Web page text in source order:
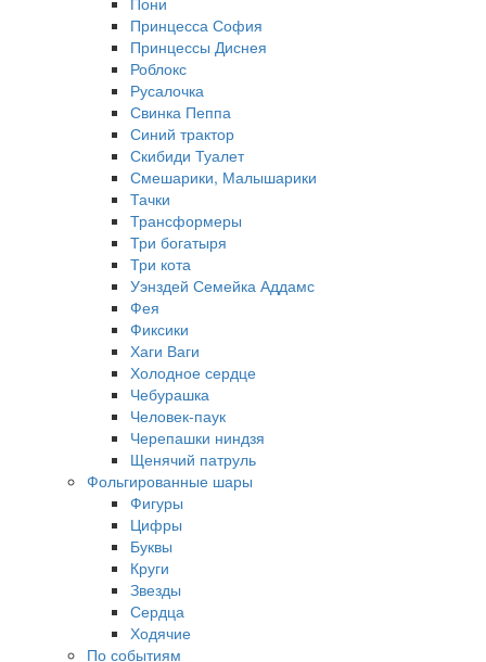
Принцесса София
Принцессы Диснея
Роблокс
Русалочка
Свинка Пеппа
Синий трактор
Скибиди Туалет
Смешарики, Малышарики
Тачки
Трансформеры
Три богатыря
Три кота
Уэнздей Семейка Аддамс
Фея
Фиксики
Хаги Ваги
Холодное сердце
Чебурашка
Человек-паук
Черепашки ниндзя
Щенячий патруль
Фольгированные шары
Фигуры
Цифры
Буквы
Круги
Звезды
Сердца
Ходячие
По событиям